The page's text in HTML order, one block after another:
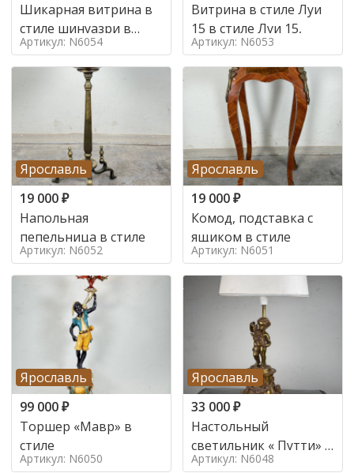
Шикарная витрина в
стиле шинуазри в
стиле шинуазри,
Артикул: N6054
Витрина в стиле Луи
15 в стиле Луи 15,
Артикул: N6053
Ярославль
19 000₽
Напольная
пепельница в стиле
Артикул: N6052
Ярославль
19 000₽
Комод, подставка с
ящиком в стиле
Артикул: N6051
Ярославль
99 000₽
Торшер «Мавр» в
стиле
Артикул: N6050
Ярославль
33 000₽
Настольный
светильник « Путти» в
стиле
Артикул: N6048